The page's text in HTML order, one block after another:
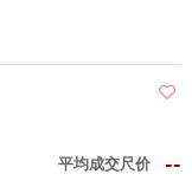
平均成交尺价
--